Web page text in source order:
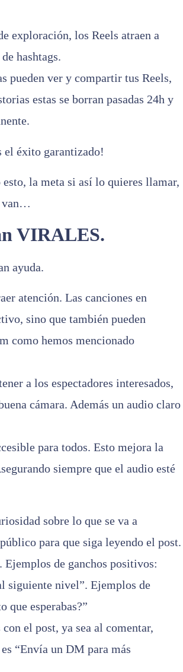
exploración, los Reels atraen a
hashtags.
pueden ver y compartir tus Reels,
estas se borran pasadas 24h y
el éxito garantizado!
la meta si así lo quieres llamar,
van…
VIRALES.
ayuda.
atención. Las canciones en
sino que también pueden
como hemos mencionado
a los espectadores interesados,
cámara. Además un audio claro
para todos. Esto mejora la
siempre que el audio esté
sobre lo que se va a
para que siga leyendo el post.
Ejemplos de ganchos positivos:
siguiente nivel”. Ejemplos de
que esperabas?”
el post, ya sea al comentar,
“Envía un DM para más